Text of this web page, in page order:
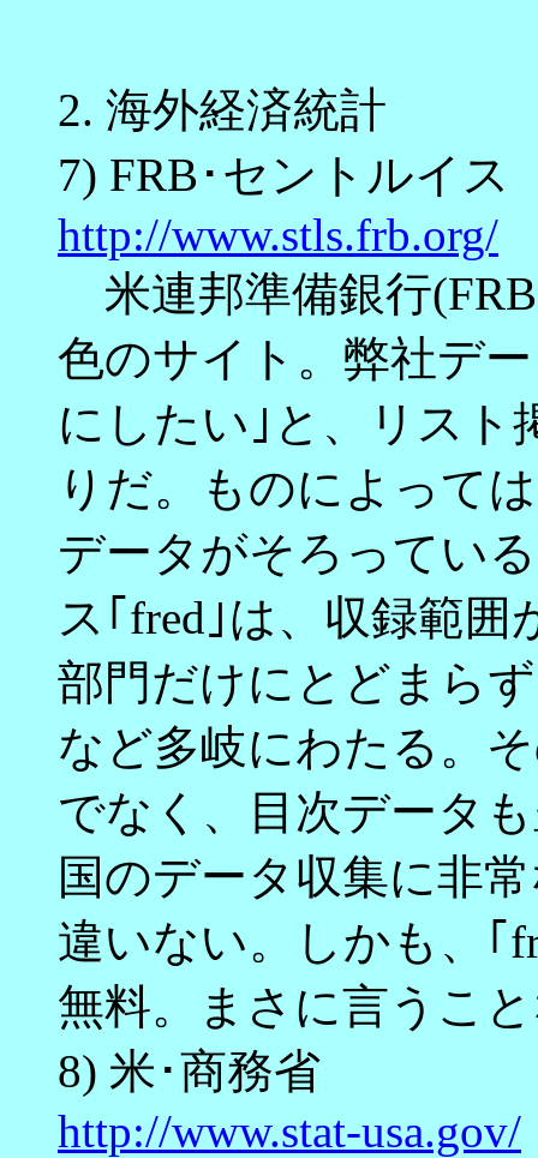
2. 海外経済統計
7) FRB･セントルイス
http://www.stls.frb.org/
米連邦準備銀行
色のサイト。弊社デ
にしたい｣と、リスト
りだ。ものによって
データがそろってい
ス｢fred｣は、収録範囲
部門だけにとどまら
など多岐にわたる。
でなく、目次データ
国のデータ収集に非
違いない。しかも、｢
無料。まさに言うこ
8) 米･商務省
http://www.stat-usa.gov/